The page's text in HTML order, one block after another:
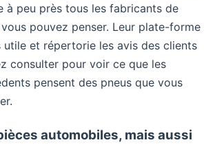
à peu près tous les fabricants de
pouvez penser. Leur plate-forme
utile et répertorie les avis des clients
consulter pour voir ce que les
pensent des pneus que vous
automobiles, mais aussi